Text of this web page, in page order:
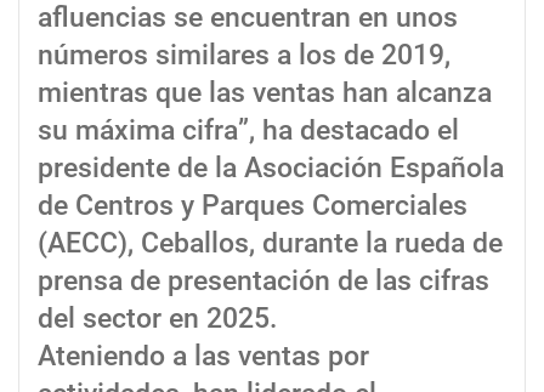
afluencias se encuentran en unos
números similares a los de 2019,
mientras que las ventas han alcanza
su máxima cifra”, ha destacado el
presidente de la Asociación Española
de Centros y Parques Comerciales
(AECC), Ceballos, durante la rueda de
prensa de presentación de las cifras
del sector en 2025.
Ateniendo a las ventas por